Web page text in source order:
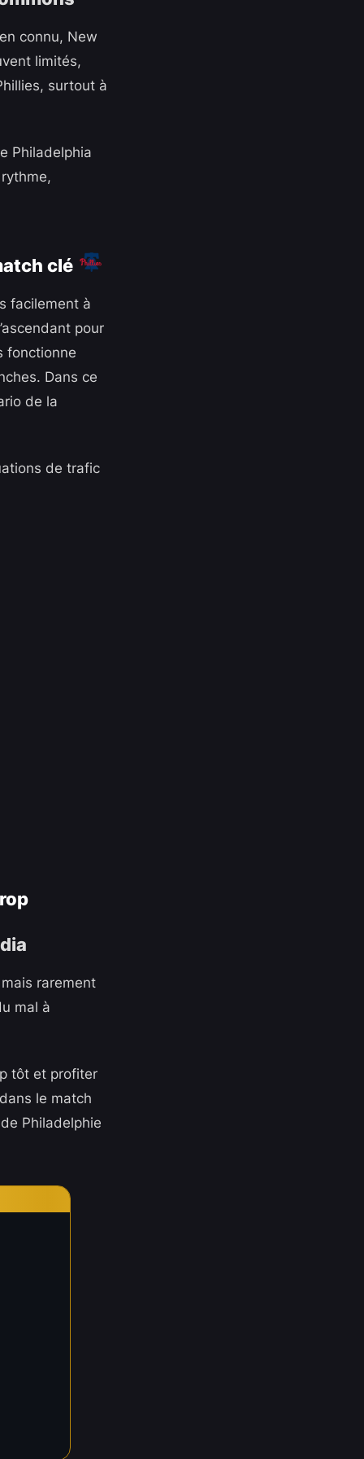
connu, New
limités,
surtout à
Philadelphia
clé
facilement à
pour
fonctionne
Dans ce
de la
de trafic
rarement
mal à
tôt et profiter
le match
Philadelphie